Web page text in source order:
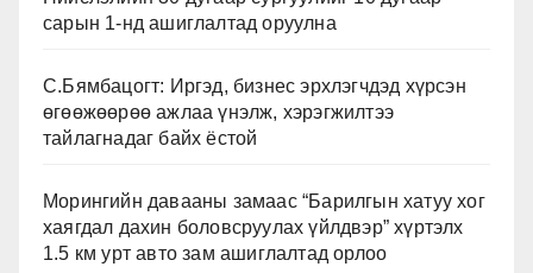
сарын 1-нд ашиглалтад оруулна
С.Бямбацогт: Иргэд, бизнес эрхлэгчдэд хүрсэн
өгөөжөөрөө ажлаа үнэлж, хэрэгжилтээ
тайлагнадаг байх ёстой
Морингийн давааны замаас “Барилгын хатуу хог
хаягдал дахин боловсруулах үйлдвэр” хүртэлх
1.5 км урт авто зам ашиглалтад орлоо